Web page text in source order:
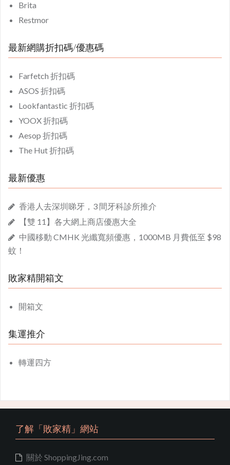
Brita
Restmor
最新網購折扣碼/優惠碼
Farfetch 折扣碼
ASOS 折扣碼
Lookfantastic 折扣碼
YOOX 折扣碼
Aesop 折扣碼
The Hut 折扣碼
最新優惠
香港人去深圳睇牙，3 間牙科診所推介
【雙 11】各大網上商店優惠大全
中國移動 CMHK 光纖寬頻優惠，1000MB 月費低至 $98
蚊！
敗家精開箱文
開箱文
集運推介
轉運四方
了解「敗家精」網站
關於 ShoppingJing.com